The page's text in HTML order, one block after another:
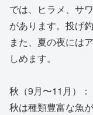
では、ヒラメ、サ
があります。投げ
また、夏の夜には
しめます。
秋（9月〜11月）：
秋は種類豊富な魚